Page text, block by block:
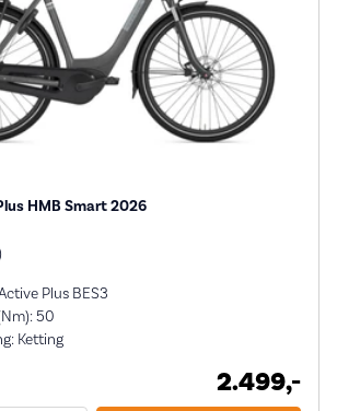
HMB Smart 2026
Plus BES3
50
Ketting
2.499,-